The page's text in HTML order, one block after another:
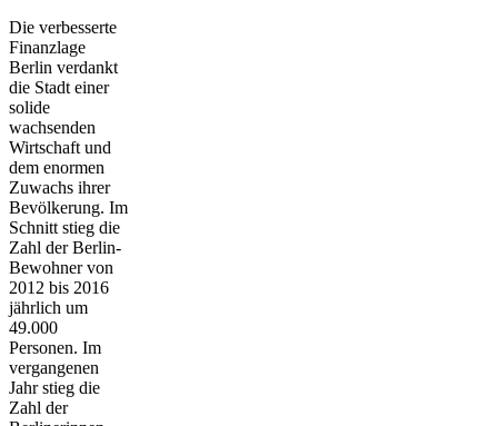
Die verbesserte
Finanzlage
Berlin verdankt
die Stadt einer
solide
wachsenden
Wirtschaft und
dem enormen
Zuwachs ihrer
Bevölkerung. Im
Schnitt stieg die
Zahl der Berlin-
Bewohner von
2012 bis 2016
jährlich um
49.000
Personen. Im
vergangenen
Jahr stieg die
Zahl der